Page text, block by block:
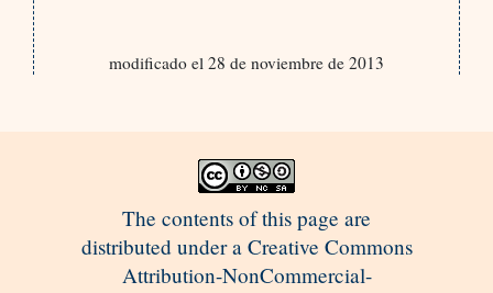
modificado el 28 de noviembre de 2013
The contents of this page are
distributed under a Creative Commons
Attribution-NonCommercial-